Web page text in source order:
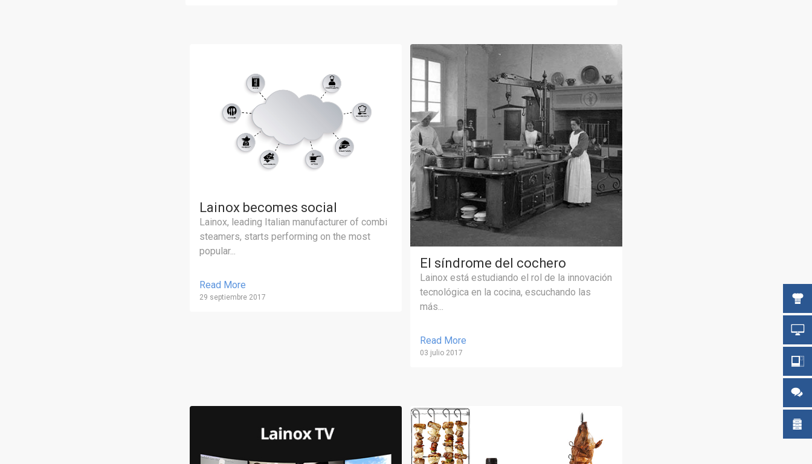
Lainox becomes social
Lainox, leading Italian manufacturer of combi
steamers, starts performing on the most
popular...
Read More
29 septiembre 2017
El síndrome del cochero
Lainox está estudiando el rol de la innovación
tecnológica en la cocina, escuchando las
más...
Read More
03 julio 2017